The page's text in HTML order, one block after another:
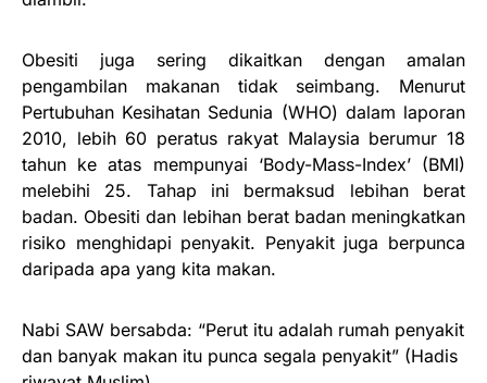
Obesiti juga sering dikaitkan dengan amalan
pengambilan makanan tidak seimbang. Menurut
Pertubuhan Kesihatan Sedunia (WHO) dalam laporan
2010, lebih 60 peratus rakyat Malaysia berumur 18
tahun ke atas mempunyai ‘Body-Mass-Index’ (BMI)
melebihi 25. Tahap ini bermaksud lebihan berat
badan. Obesiti dan lebihan berat badan meningkatkan
risiko menghidapi penyakit. Penyakit juga berpunca
daripada apa yang kita makan.
Nabi SAW bersabda: “Perut itu adalah rumah penyakit
dan banyak makan itu punca segala penyakit” (Hadis